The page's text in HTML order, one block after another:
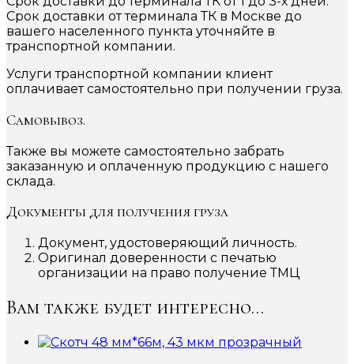
Срок доставки от терминала ТК в Москве до
вашего населенного пункта уточняйте в
транспортной компании.
Услуги транспортной компании клиент
оплачивает самостоятельно при получении груза.
Самовывоз.
Также вы можете самостоятельно забрать
заказанную и оплаченную продукцию с нашего
склада.
Документы для получения груза
Документ, удостоверяющий личность.
Оригинал доверенности с печатью
организации на право получение ТМЦ
Вам также будет интересно…